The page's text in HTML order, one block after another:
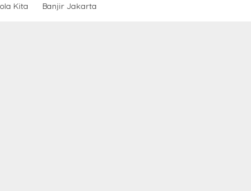
Kita Banjir Jakarta